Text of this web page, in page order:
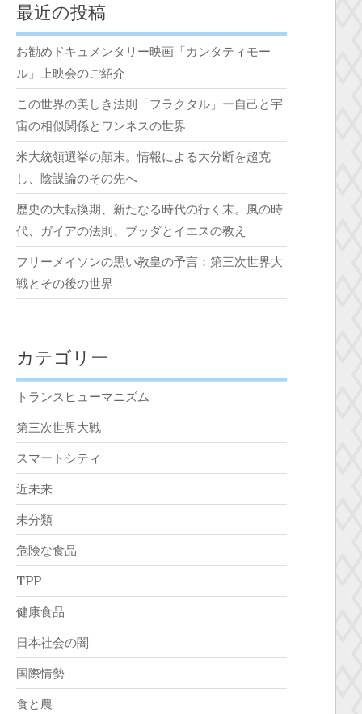
最近の投稿
お勧めドキュメンタリー映画「カンタティモー
ル」上映会のご紹介
この世界の美しき法則「フラクタル」ー自己と宇
宙の相似関係とワンネスの世界
米大統領選挙の顛末。情報による大分断を超克
し、陰謀論のその先へ
歴史の大転換期、新たなる時代の行く末。風の時
代、ガイアの法則、ブッダとイエスの教え
フリーメイソンの黒い教皇の予言：第三次世界大
戦とその後の世界
カテゴリー
トランスヒューマニズム
第三次世界大戦
スマートシティ
近未来
未分類
危険な食品
TPP
健康食品
日本社会の闇
国際情勢
食と農